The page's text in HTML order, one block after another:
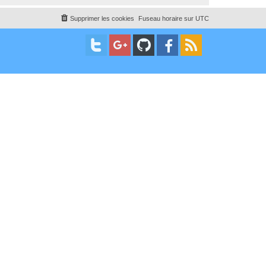
Fuseau horaire sur UTC
Supprimer les cookies